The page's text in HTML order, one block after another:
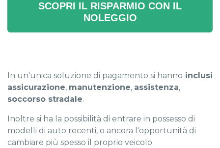
SCOPRI IL RISPARMIO CON IL
NOLEGGIO
In un'unica soluzione di pagamento si hanno inclusi
assicurazione, manutenzione, assistenza,
soccorso stradale.
Inoltre si ha la possibilità di entrare in possesso di
modelli di auto recenti, o ancora l'opportunità di
cambiare più spesso il proprio veicolo.